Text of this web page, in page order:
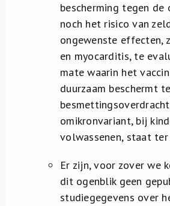
bescherming tegen de
noch het risico van
ongewenste effecten,
en myocarditis, te
mate waarin het
duurzaam beschermt
omikronvariant, bij
volwassenen, staat ter
Er zijn, voor zover we
dit ogenblik geen
studiegegevens over